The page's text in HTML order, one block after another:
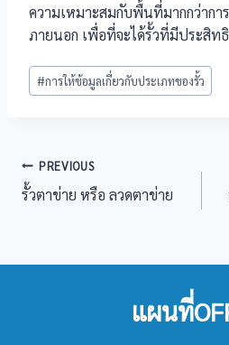
ความเหมาะสมกับพื้นที่มากกว่ากา
ภายนอก เพื่อที่จะได้รั้วที่มีประสิท
Post
Tags:
#การให้ข้อมูลเกี่ยวกับประเภทของรั้ว
แนะแนว
เรื่อง
PREVIOUS
รั้วตาข่าย หรือ ลวดตาข่าย
แผนที่